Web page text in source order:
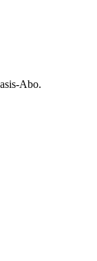
Abo.